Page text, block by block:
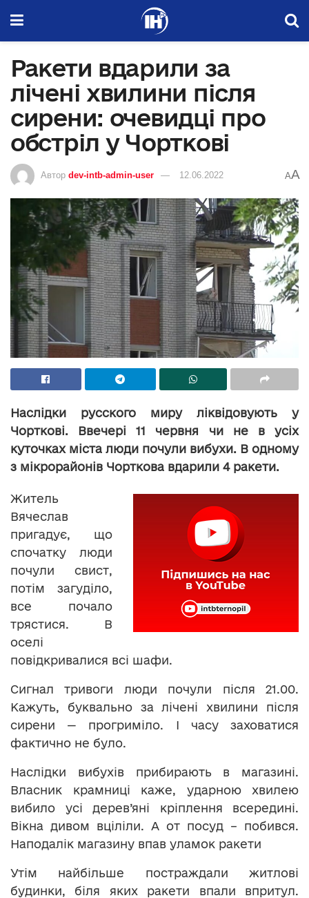
Ракети вдарили за
лічені хвилини після
сирени: очевидці про
обстріл у Чорткові
Автор dev-intb-admin-user 12.06.2022 AA
Наслідки русского миру ліквідовують у
Чорткові. Ввечері 11 червня чи не в усіх
куточках міста люди почули вибухи. В одному
з мікрорайонів Чорткова вдарили 4 ракети.
Житель
Вячеслав
пригадує, що
спочатку люди
почули свист,
потім загуділо,
все почало
трястися. В
оселі
повідкривалися всі шафи.
Сигнал тривоги люди почули після 21.00.
Кажуть, буквально за лічені хвилини після
сирени — прогриміло. І часу заховатися
фактично не було.
Наслідки вибухів прибирають в магазині.
Власник крамниці каже, ударною хвилею
вибило усі дерев’яні кріплення всередині.
Вікна дивом вціліли. А от посуд – побився.
Наподалік магазину впав уламок ракети
Утім найбільше постраждали житлові
будинки, біля яких ракети впали впритул.